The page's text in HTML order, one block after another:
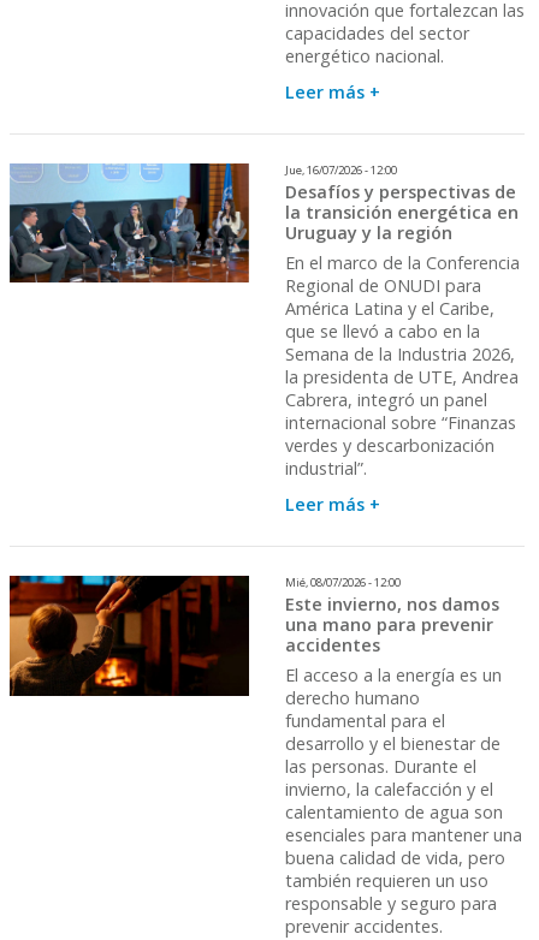
innovación que fortalezcan las
capacidades del sector
energético nacional.
Leer más +
Jue, 16/07/2026 - 12:00
Desafíos y perspectivas de
la transición energética en
Uruguay y la región
En el marco de la Conferencia
Regional de ONUDI para
América Latina y el Caribe,
que se llevó a cabo en la
Semana de la Industria 2026,
la presidenta de UTE, Andrea
Cabrera, integró un panel
internacional sobre “Finanzas
verdes y descarbonización
industrial”.
Leer más +
Mié, 08/07/2026 - 12:00
Este invierno, nos damos
una mano para prevenir
accidentes
El acceso a la energía es un
derecho humano
fundamental para el
desarrollo y el bienestar de
las personas. Durante el
invierno, la calefacción y el
calentamiento de agua son
esenciales para mantener una
buena calidad de vida, pero
también requieren un uso
responsable y seguro para
prevenir accidentes.